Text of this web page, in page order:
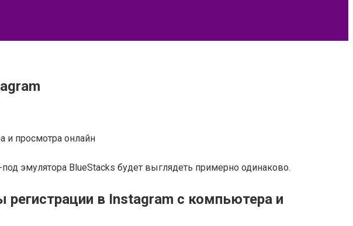
и просмотра онлайн
эмулятора BlueStacks будет выглядеть примерно одинаково.
в Instagram с компьютера и